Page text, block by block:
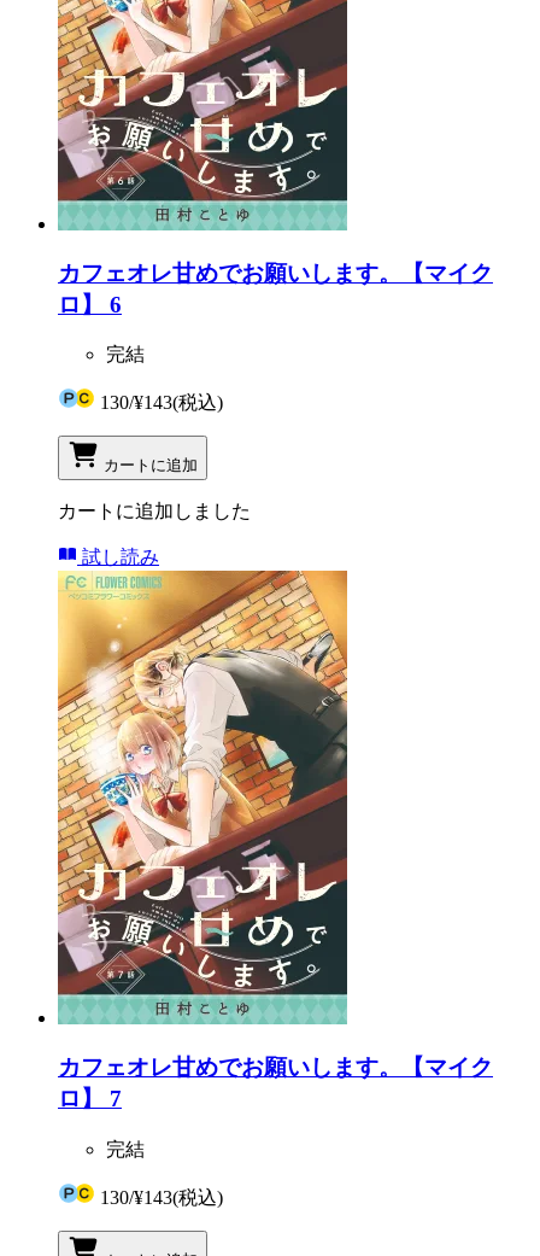
カフェオレ甘めでお願いします。【マイク
ロ】 6
完結
130/¥143(税込)
カートに追加
カートに追加しました
試し読み
カフェオレ甘めでお願いします。【マイク
ロ】 7
完結
130/¥143(税込)